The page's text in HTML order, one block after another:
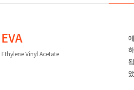
EVA
Ethylene Vinyl Acetate